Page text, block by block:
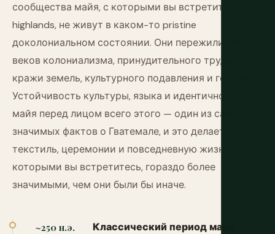
сообщества майя, с которыми вы встретитесь в
highlands, не живут в каком-то pristine
доколониальном состоянии. Они пережили пять
веков колониализма, принудительного труда,
кражи земель, культурного подавления и геноцида.
Устойчивость культуры, языка и идентичности
майя перед лицом всего этого — один из самых
значимых фактов о Гватемале, и это делает рынки,
текстиль, церемонии и повседневную жизнь, с
которыми вы встретитесь, гораздо более
значимыми, чем они были бы иначе.
~250 н.э. Классический период майя